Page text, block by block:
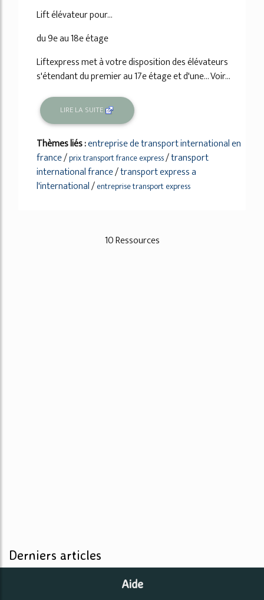
Lift élévateur pour...
du 9e au 18e étage
Liftexpress met à votre disposition des élévateurs
s'étendant du premier au 17e étage et d'une... Voir...
LIRE LA SUITE
Thèmes liés :entreprise de transport international en
france/prix transport france express/transport
international france/transport express a
l'international/entreprise transport express
10 Ressources
Derniers articles
Aide